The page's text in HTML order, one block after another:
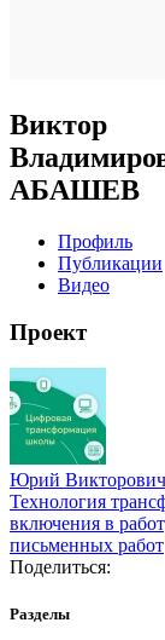
Виктор
АБАШЕВ
Профиль
Публикации
Видео
Проект
Юрий
Технология
включения в
письменных работ
Поделиться:
Разделы